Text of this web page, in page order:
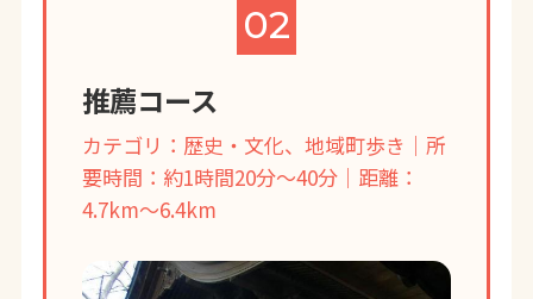
02
推薦コース
カテゴリ：歴史・文化、地域町歩き｜所
要時間：約1時間20分～40分｜距離：
4.7km～6.4km